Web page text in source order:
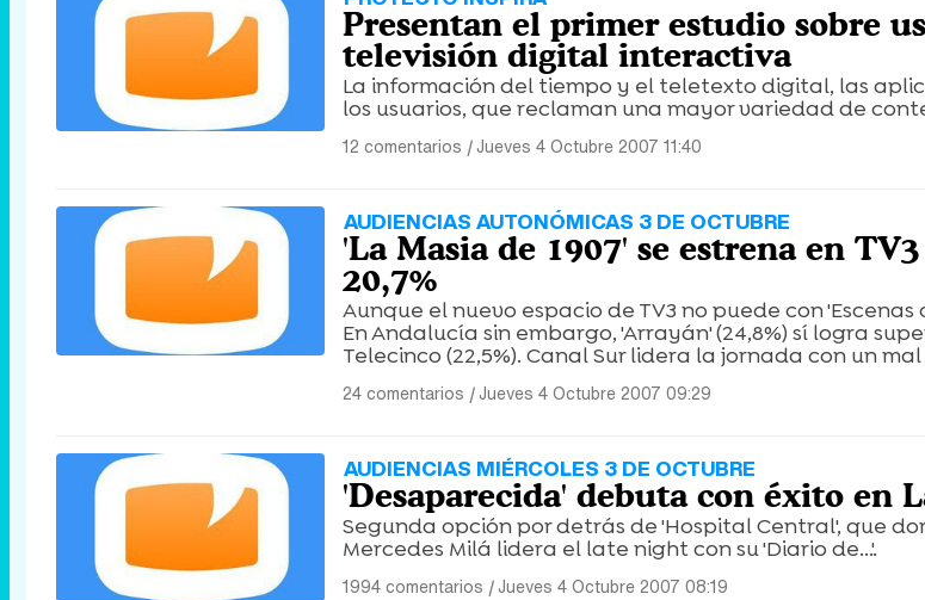
Presentan el primer estudio sobre
televisión digital interactiva
La información del tiempo y el teletexto digital, las
los usuarios, que reclaman una mayor variedad de
12 comentarios |Jueves 4 Octubre 2007 11:40
AUDIENCIAS AUTONÓMICAS 3 DE OCTUBRE
'La Masia de 1907' se estrena en
20,7%
Aunque el nuevo espacio de TV3 no puede con 'Escenas
En Andalucía sin embargo, 'Arrayán' (24,8%) sí logra
Telecinco (22,5%). Canal Sur lidera la jornada con un
24 comentarios |Jueves 4 Octubre 2007 09:29
AUDIENCIAS MIÉRCOLES 3 DE OCTUBRE
'Desaparecida' debuta con éxito en
Segunda opción por detrás de 'Hospital Central', que
Mercedes Milá lidera el late night con su 'Diario de...'.
1994 comentarios |Jueves 4 Octubre 2007 08:19